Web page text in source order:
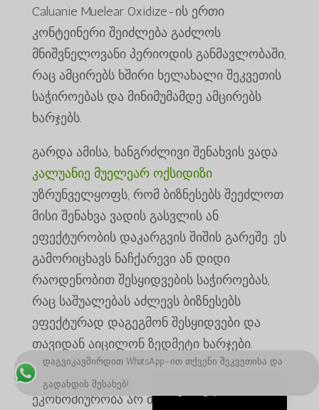
Caluanie Muelear Oxidize-ის ერთი
კონტეინერი შეიძლება გაძლოს
მნიშვნელოვანი პერიოდის განმავლობაში,
რაც ამცირებს ხშირი ხელახალი შეკვეთის
საჭიროებას და მინიმუმამდე ამცირებს
ხარჯებს.
გარდა ამისა, ხანგრძლივი შენახვის ვადა
კალუანიე მუელეარ ოქსიდიზი
უზრუნველყოფს, რომ ბიზნესებს შეეძლოთ
მისი შენახვა ვადის გასვლის ან
ეფექტურობის დაკარგვის შიშის გარეშე. ეს
გამორიცხავს ნაჩქარევი ან დიდი
რაოდენობით შესყიდვების საჭიროებას,
რაც საშუალებას აძლევს ბიზნესებს
ეფექტურად დაგეგმონ შესყიდვები და
თავიდან აიცილონ ზედმეტი ხარჯები.
გარდა ამისა, Caluanie Muelear Oxidize-ის
ეკონომიურობა არ შემოიფარგლება
დაგვიკავშირდით WhatsApp-ით თქვენი შეკვეთისა და
გადახდის შესახებ!
English
简体中文
Tiếng Việt
O‘zbekcha
Deutsch (Sie)
日本語
Қазақ тілі
한국어
Русский
ភាសាខ្មែរ
العربية
Türkçe
Azərbaycan dili
Português do Brasil